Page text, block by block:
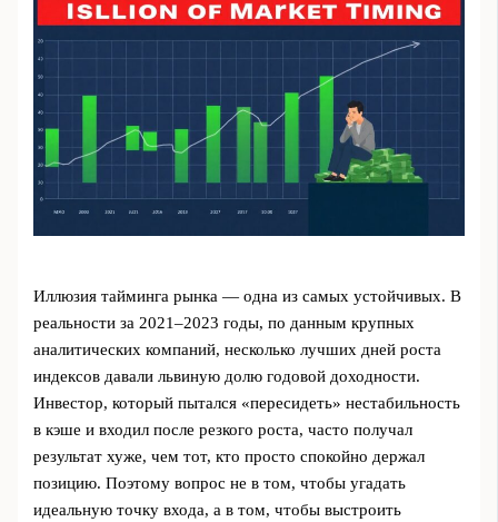
Иллюзия тайминга рынка — одна из самых устойчивых. В
реальности за 2021–2023 годы, по данным крупных
аналитических компаний, несколько лучших дней роста
индексов давали львиную долю годовой доходности.
Инвестор, который пытался «пересидеть» нестабильность
в кэше и входил после резкого роста, часто получал
результат хуже, чем тот, кто просто спокойно держал
позицию. Поэтому вопрос не в том, чтобы угадать
идеальную точку входа, а в том, чтобы выстроить